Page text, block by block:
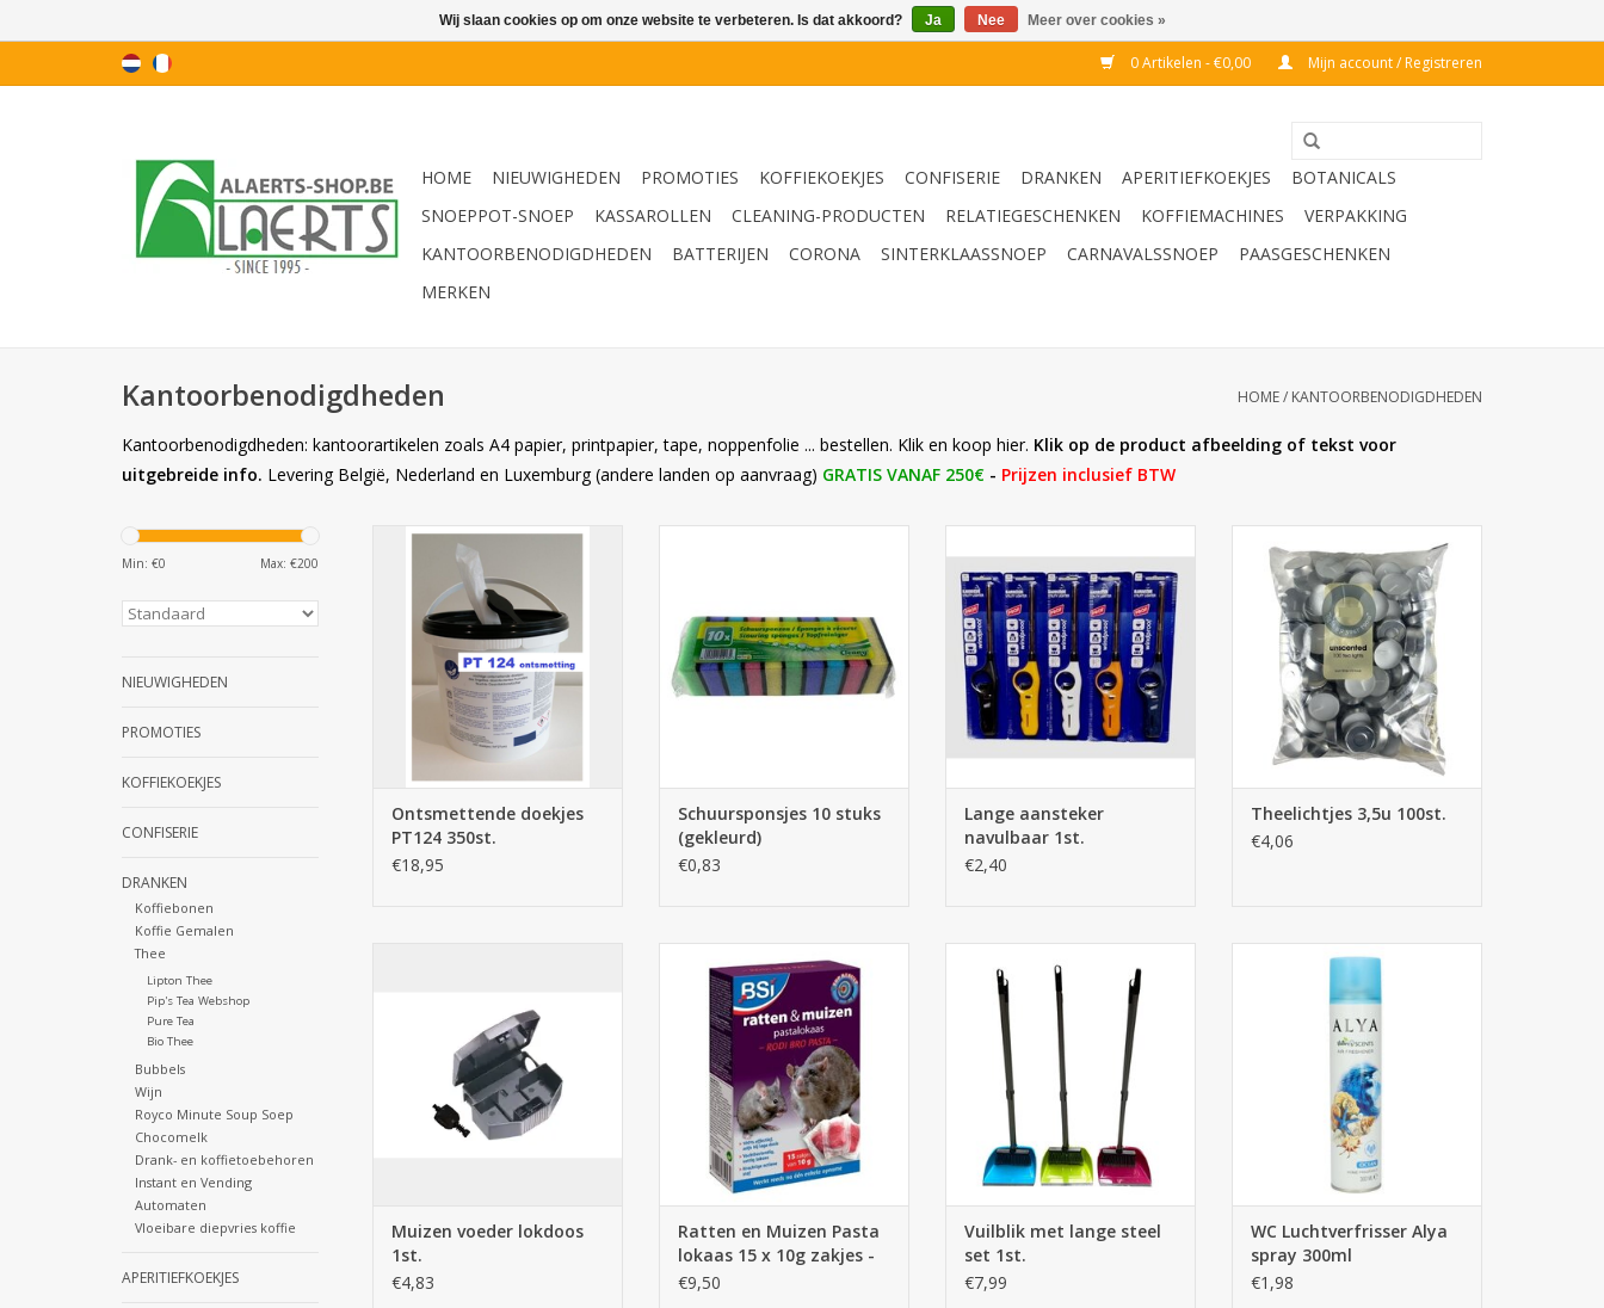
0 Artikelen - €0,00 Mijn account / Registreren
HOME NIEUWIGHEDEN PROMOTIES KOFFIEKOEKJES CONFISERIE DRANKEN APERITIEFKOEKJES
BOTANICALS
SNOEPPOT-SNOEP
KASSAROLLEN CLEANING-PRODUCTEN RELATIEGESCHENKEN KOFFIEMACHINES
VERPAKKING
KANTOORBENODIGDHEDEN
BATTERIJEN CORONA SINTERKLAASSNOEP CARNAVALSSNOEP
PAASGESCHENKEN
MERKEN
Kantoorbenodigdheden HOME/ KANTOORBENODIGDHEDEN
Kantoorbenodigdheden: kantoorartikelen zoals A4 papier, printpapier, tape, noppenfolie ... bestellen. Klik en koop hier. Klik op de product afbeelding of tekst voor
uitgebreide info. Levering België, Nederland en Luxemburg (andere landen op aanvraag) GRATIS VANAF 250€ - Prijzen inclusief BTW
Min: €0 Max: €200
NIEUWIGHEDEN
PROMOTIES
KOFFIEKOEKJES
CONFISERIE
DRANKEN
Koffiebonen
Koffie Gemalen
Thee
Lipton Thee
Pip's Tea Webshop
Pure Tea
Bio Thee
Bubbels
Wijn
Royco Minute Soup Soep
Chocomelk
Drank- en koffietoebehoren
Instant en Vending
Automaten
Vloeibare diepvries koffie
APERITIEFKOEKJES
Ontsmettende doekjes PT124
350st.
TOEVOEGEN AAN WINKELWAGEN
Ontsmettende doekjes
PT124 350st.
€18,95
Schuursponsjes 10 stuks
(gekleurd)
€0,83
TOEVOEGEN AAN WINKELWAGEN
Lange aansteker
navulbaar 1st.
€2,40
TOEVOEGEN AAN WINKELWAGEN
Theelichtjes 3,5u 100st.
€4,06
Muizen voeder lokdoos
1st.
€4,83
x 10g zakjes - Rodi
TOEVOEGEN AAN WINKELWAGEN
Ratten en Muizen Pasta
lokaas 15 x 10g zakjes -
Rodi
€9,50
TOEVOEGEN AAN WINKELWAGEN
Vuilblik met lange steel
set 1st.
€7,99
WC Luchtverfrisser Alya spray
TOEVOEGEN AAN WINKELWAGEN
WC Luchtverfrisser Alya
spray 300ml
€1,98
Wij slaan cookies op om onze website te verbeteren. Is dat akkoord? Ja Nee Meer over cookies »